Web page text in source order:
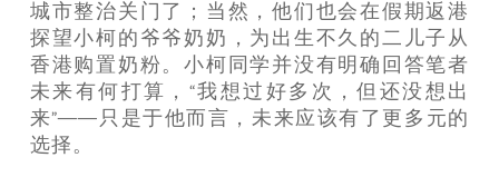
城市整治关门了；当然，他们也会在假期返港
探望小柯的爷爷奶奶，为出生不久的二儿子从
香港购置奶粉。小柯同学并没有明确回答笔者
未来有何打算，“我想过好多次，但还没想出
来”——只是于他而言，未来应该有了更多元的
选择。